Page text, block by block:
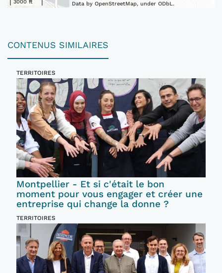
3000 ft Data by OpenStreetMap, under ODbL.
CONTENUS SIMILAIRES
TERRITOIRES
Montpellier - Et si c'était le bon
moment pour vous engager et créer une
entreprise qui change la donne ?
TERRITOIRES